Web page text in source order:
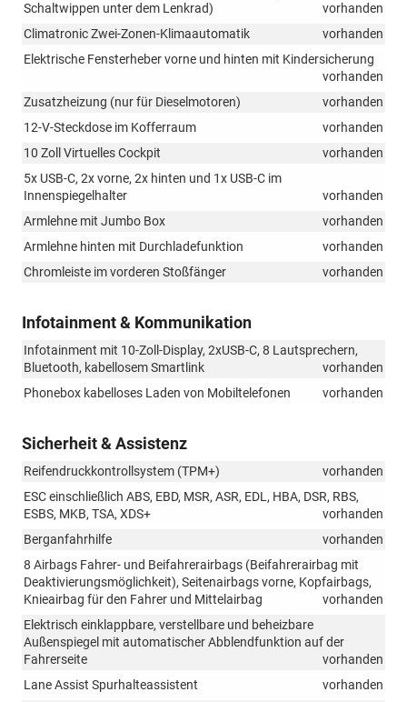
Schaltwippen unter dem Lenkrad)
vorhanden
Climatronic Zwei-Zonen-Klimaautomatik
vorhanden
Elektrische Fensterheber vorne und hinten mit Kindersicherung
vorhanden
Zusatzheizung (nur für Dieselmotoren)
vorhanden
12-V-Steckdose im Kofferraum
vorhanden
10 Zoll Virtuelles Cockpit
vorhanden
5x USB-C, 2x vorne, 2x hinten und 1x USB-C im
Innenspiegelhalter
vorhanden
Armlehne mit Jumbo Box
vorhanden
Armlehne hinten mit Durchladefunktion
vorhanden
Chromleiste im vorderen Stoßfänger
vorhanden
Infotainment & Kommunikation
Infotainment mit 10-Zoll-Display, 2xUSB-C, 8 Lautsprechern,
Bluetooth, kabellosem Smartlink
vorhanden
Phonebox kabelloses Laden von Mobiltelefonen
vorhanden
Sicherheit & Assistenz
Reifendruckkontrollsystem (TPM+)
vorhanden
ESC einschließlich ABS, EBD, MSR, ASR, EDL, HBA, DSR, RBS,
ESBS, MKB, TSA, XDS+
vorhanden
Berganfahrhilfe
vorhanden
8 Airbags Fahrer- und Beifahrerairbags (Beifahrerairbag mit
Deaktivierungsmöglichkeit), Seitenairbags vorne, Kopfairbags,
Knieairbag für den Fahrer und Mittelairbag
vorhanden
Elektrisch einklappbare, verstellbare und beheizbare
Außenspiegel mit automatischer Abblendfunktion auf der
Fahrerseite
vorhanden
Lane Assist Spurhalteassistent
vorhanden